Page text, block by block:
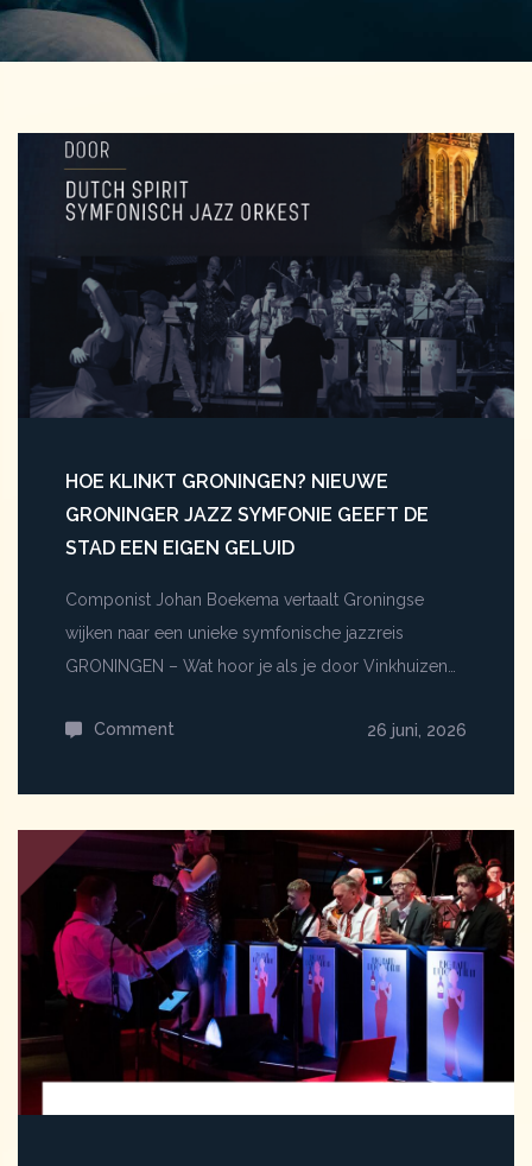
HOE KLINKT GRONINGEN? NIEUWE
GRONINGER JAZZ SYMFONIE GEEFT DE
STAD EEN EIGEN GELUID
Componist Johan Boekema vertaalt Groningse
wijken naar een unieke symfonische jazzreis
GRONINGEN – Wat hoor je als je door Vinkhuizen…
Comment
klinkt
Groningen?
Nieuwe
Groninger
Jazz
Symfonie
geeft
de
stad
26 juni, 2026